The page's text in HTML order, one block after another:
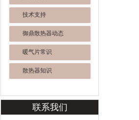
技术支持
御鼎散热器动态
暖气片常识
散热器知识
联系我们